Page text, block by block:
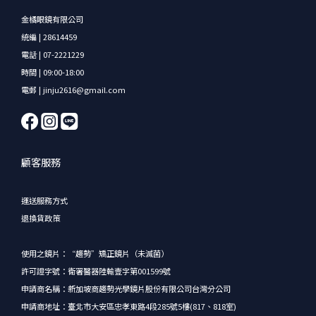
金橘眼鏡有限公司
統編 | 28614459
電話 | 07-2221229
時間 | 09:00-18:00
電郵 | jinju2616@gmail.com
顧客服務
運送服務方式
退換貨政策
使用之鏡片：“趨勢”矯正鏡片（未滅菌）
許可證字號：衛署醫器陸輸壹字第001599號
申請商名稱：新加坡商趨勢光學鏡片股份有限公司台灣分公司
申請商地址：臺北市大安區忠孝東路4段285號5樓(817、818室)